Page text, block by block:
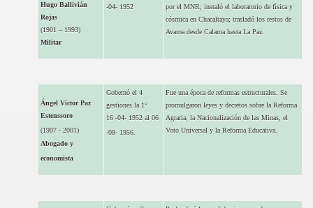
Hugo Ballivián
Rojas
(1901 – 1993)
Militar
-04- 1952
por el MNR; instaló el laboratorio de física y
cósmica en Chacaltaya; trasladó los restos de
Avaroa desde Calama hasta La Paz.
Ángel Víctor Paz
Estenssoro
(1907 - 2001)
Abogado y
economista
Gobernó el 4
gestiones la 1°
16 -04- 1952 al 06
-08- 1956.
Fue una época de reformas estructurales. Se
promulgaron leyes y decretos sobre la Reforma
Agraria, la Nacionalización de las Minas, el
Voto Universal y la Reforma Educativa.